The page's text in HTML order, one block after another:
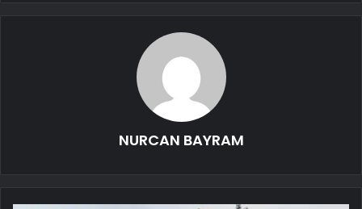
NURCAN BAYRAM